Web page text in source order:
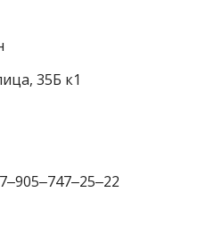
35Б к1